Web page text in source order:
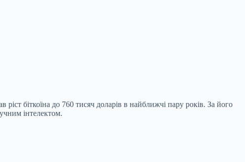
біткоїна до 760 тисяч доларів в найближчі пару років. За його
інтелектом.